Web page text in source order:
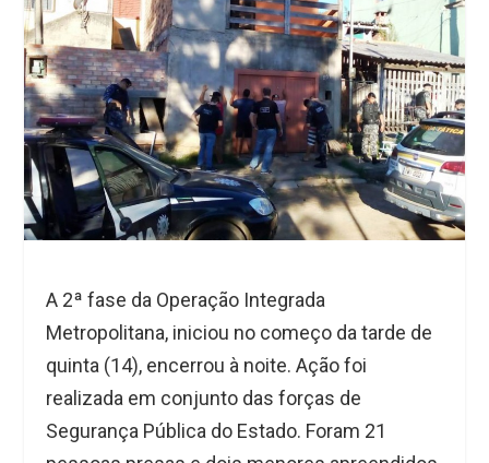
A 2ª fase da Operação Integrada
Metropolitana, iniciou no começo da tarde de
quinta (14), encerrou à noite. Ação foi
realizada em conjunto das forças de
Segurança Pública do Estado. Foram 21